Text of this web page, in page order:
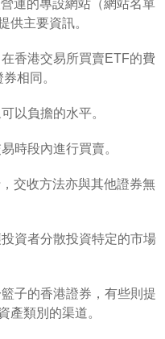
運的專設網站（網站名單
供主要資訊。
香港交易所買賣ETF的費
相同。
以負擔的水平。
時段內進行買賣。
交收方法亦與其他證券無
資者分散投資特定的市場
子的香港證券，有些則提
產類別的渠道。